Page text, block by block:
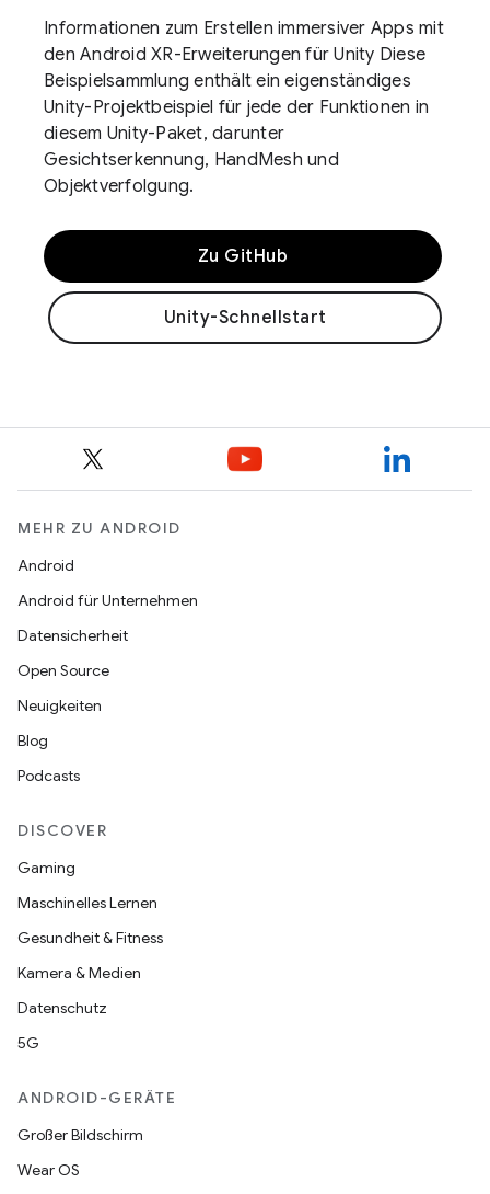
Informationen zum Erstellen immersiver Apps mit
den Android XR-Erweiterungen für Unity Diese
Beispielsammlung enthält ein eigenständiges
Unity-Projektbeispiel für jede der Funktionen in
diesem Unity-Paket, darunter
Gesichtserkennung, HandMesh und
Objektverfolgung.
Zu GitHub
Unity-Schnellstart
MEHR ZU ANDROID
Android
Android für Unternehmen
Datensicherheit
Open Source
Neuigkeiten
Blog
Podcasts
DISCOVER
Gaming
Maschinelles Lernen
Gesundheit & Fitness
Kamera & Medien
Datenschutz
5G
ANDROID-GERÄTE
Großer Bildschirm
Wear OS